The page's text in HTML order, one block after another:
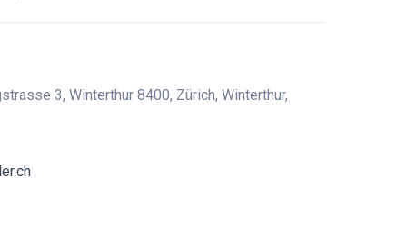
3, Winterthur 8400, Zürich, Winterthur,